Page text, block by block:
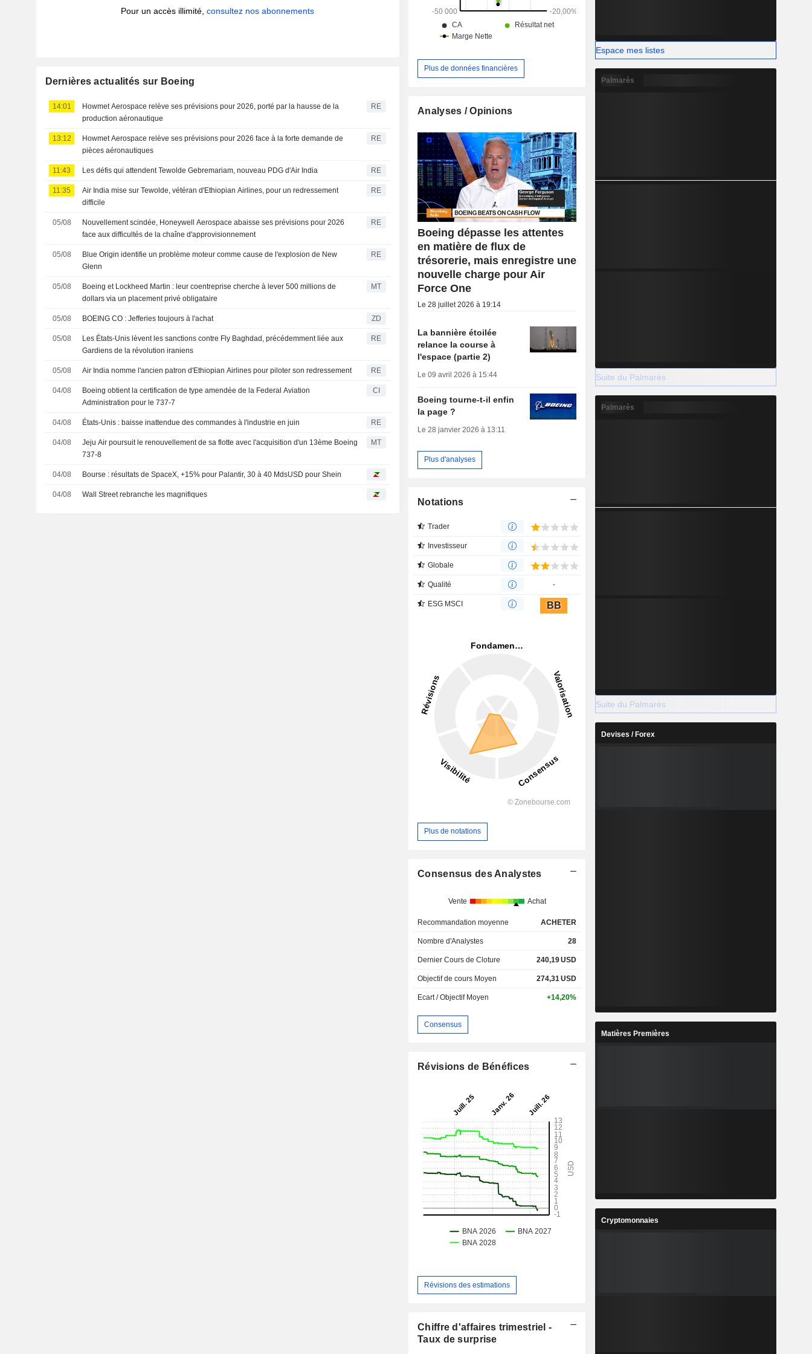
Pour un accès illimité,consultez nos abonnements
Dernières actualités sur Boeing
14:01
Howmet Aerospace relève ses prévisions pour 2026, porté par la hausse de la
production aéronautique
RE
13:12
Howmet Aerospace relève ses prévisions pour 2026 face à la forte demande de
pièces aéronautiques
RE
11:43 Les défis qui attendent Tewolde Gebremariam, nouveau PDG d'Air India RE
11:35
Air India mise sur Tewolde, vétéran d'Ethiopian Airlines, pour un redressement
difficile
RE
05/08
Nouvellement scindée, Honeywell Aerospace abaisse ses prévisions pour 2026
face aux difficultés de la chaîne d'approvisionnement
RE
05/08
Blue Origin identifie un problème moteur comme cause de l'explosion de New
Glenn
RE
05/08
Boeing et Lockheed Martin : leur coentreprise cherche à lever 500 millions de
dollars via un placement privé obligataire
MT
05/08 BOEING CO : Jefferies toujours à l'achat ZD
05/08
Les États-Unis lèvent les sanctions contre Fly Baghdad, précédemment liée aux
Gardiens de la révolution iraniens
RE
05/08 Air India nomme l'ancien patron d'Ethiopian Airlines pour piloter son redressement RE
04/08
Boeing obtient la certification de type amendée de la Federal Aviation
Administration pour le 737-7
CI
04/08 États-Unis : baisse inattendue des commandes à l'industrie en juin RE
04/08
Jeju Air poursuit le renouvellement de sa flotte avec l'acquisition d'un 13ème Boeing
737-8
MT
04/08 Bourse : résultats de SpaceX, +15% pour Palantir, 30 à 40 MdsUSD pour Shein
04/08 Wall Street rebranche les magnifiques
Plus de données financières
Analyses / Opinions
Boeing dépasse les attentes
en matière de flux de
trésorerie, mais enregistre une
nouvelle charge pour Air
Force One
Le 28 juillet 2026 à 19:14
La bannière étoilée
relance la course à
l'espace (partie 2)
Le 09 avril 2026 à 15:44
Boeing tourne-t-il enfin
la page ?
Le 28 janvier 2026 à 13:11
Plus d'analyses
Notations
Trader
Investisseur
Globale
Qualité -
ESG MSCI BB
Plus de notations
Consensus des Analystes
Vente Achat
Recommandation moyenne ACHETER
Nombre d'Analystes 28
Dernier Cours de Cloture 240,19USD
Objectif de cours Moyen 274,31USD
Ecart / Objectif Moyen +14,20%
Consensus
Révisions de Bénéfices
Révisions des estimations
Chiffre d'affaires trimestriel -
Taux de surprise
Espace mes listes
Palmarès
Suite du Palmarès
Palmarès
Suite du Palmarès
Devises / Forex
Matières Premières
Cryptomonnaies